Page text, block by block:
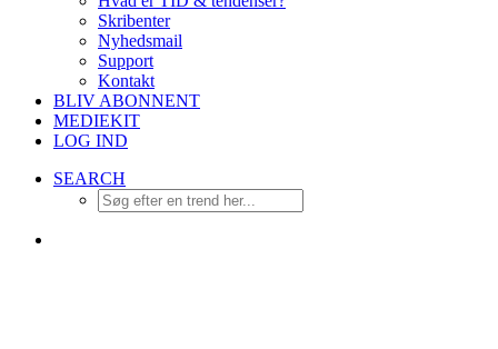
Skribenter
Nyhedsmail
Support
Kontakt
BLIV ABONNENT
MEDIEKIT
LOG IND
SEARCH